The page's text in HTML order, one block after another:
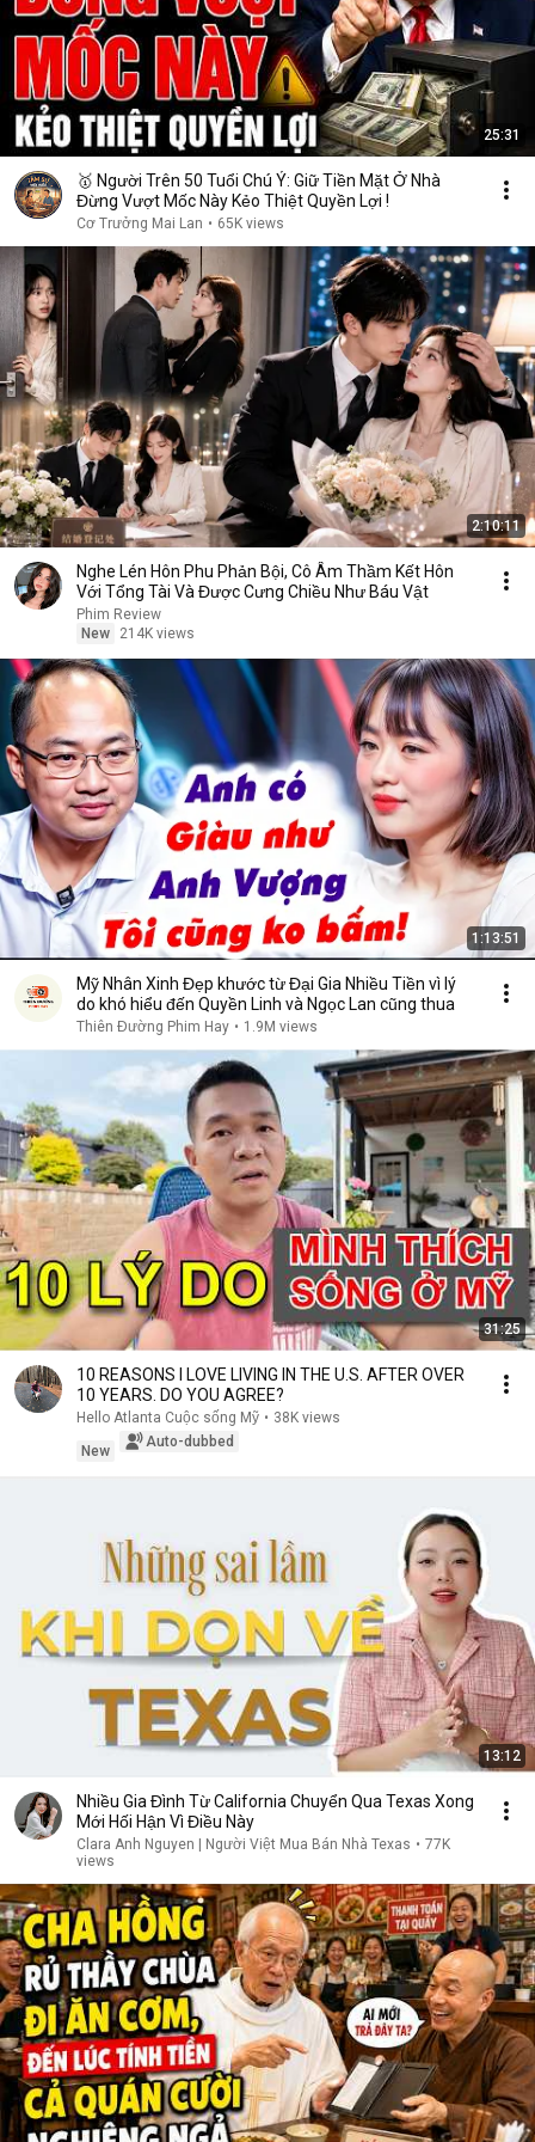
25:31
🥇 Người Trên 50 Tuổi Chú Ý: Giữ Tiền Mặt Ở Nhà
Đừng Vượt Mốc Này Kẻo Thiệt Quyền Lợi !
Cơ Trưởng Mai Lan • 65K views
2:10:11
Nghe Lén Hôn Phu Phản Bội, Cô Âm Thầm Kết Hôn
Với Tổng Tài Và Được Cưng Chiều Như Báu Vật
Phim Review
New
214K views
1:13:51
Mỹ Nhân Xinh Đẹp khước từ Đại Gia Nhiều Tiền vì lý
do khó hiểu đến Quyền Linh và Ngọc Lan cũng thua
Thiên Đường Phim Hay • 1.9M views
31:25
10 REASONS I LOVE LIVING IN THE U.S. AFTER OVER
10 YEARS. DO YOU AGREE?
Hello Atlanta Cuộc sống Mỹ • 38K views
New
Auto-dubbed
13:12
Nhiều Gia Đình Từ California Chuyển Qua Texas Xong
Mới Hối Hận Vì Điều Này
Clara Anh Nguyen | Người Việt Mua Bán Nhà Texas • 77K
views